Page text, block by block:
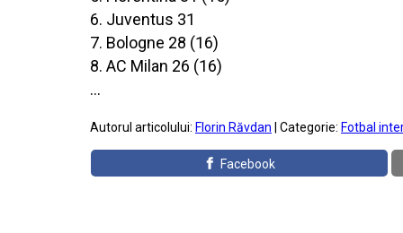
6. Juventus 31
7. Bologne 28 (16)
8. AC Milan 26 (16)
...
Autorul articolului: Florin Răvdan | Categorie: Fotbal
Facebook